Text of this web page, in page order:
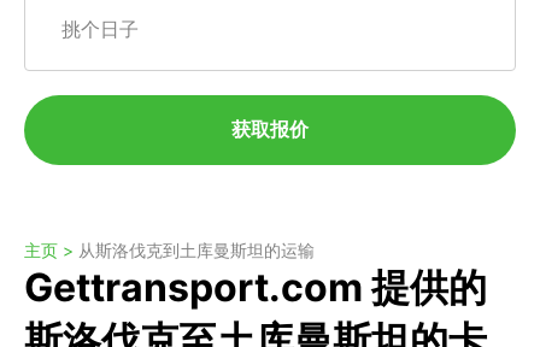
挑个日子
获取报价
主页 > 从斯洛伐克到土库曼斯坦的运输
Gettransport.com 提供的